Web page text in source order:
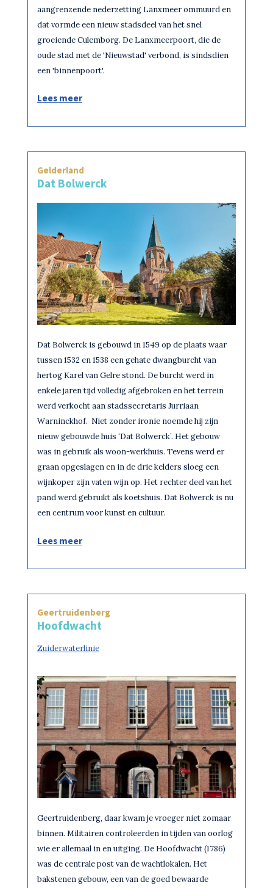
aangrenzende nederzetting Lanxmeer ommuurd en
dat vormde een nieuw stadsdeel van het snel
groeiende Culemborg. De Lanxmeerpoort, die de
oude stad met de 'Nieuwstad' verbond, is sindsdien
een 'binnenpoort'.
Lees meer
Gelderland
Dat Bolwerck
Dat Bolwerck is gebouwd in 1549 op de plaats waar
tussen 1532 en 1538 een gehate dwangburcht van
hertog Karel van Gelre stond. De burcht werd in
enkele jaren tijd volledig afgebroken en het terrein
werd verkocht aan stadssecretaris Jurriaan
Warninckhof. Niet zonder ironie noemde hij zijn
nieuw gebouwde huis ‘Dat Bolwerck’. Het gebouw
was in gebruik als woon-werkhuis. Tevens werd er
graan opgeslagen en in de drie kelders sloeg een
wijnkoper zijn vaten wijn op. Het rechter deel van het
pand werd gebruikt als koetshuis. Dat Bolwerck is nu
een centrum voor kunst en cultuur.
Lees meer
Geertruidenberg
Hoofdwacht
Zuiderwaterlinie
Geertruidenberg, daar kwam je vroeger niet zomaar
binnen. Militairen controleerden in tijden van oorlog
wie er allemaal in en uitging. De Hoofdwacht (1786)
was de centrale post van de wachtlokalen. Het
bakstenen gebouw, een van de goed bewaarde